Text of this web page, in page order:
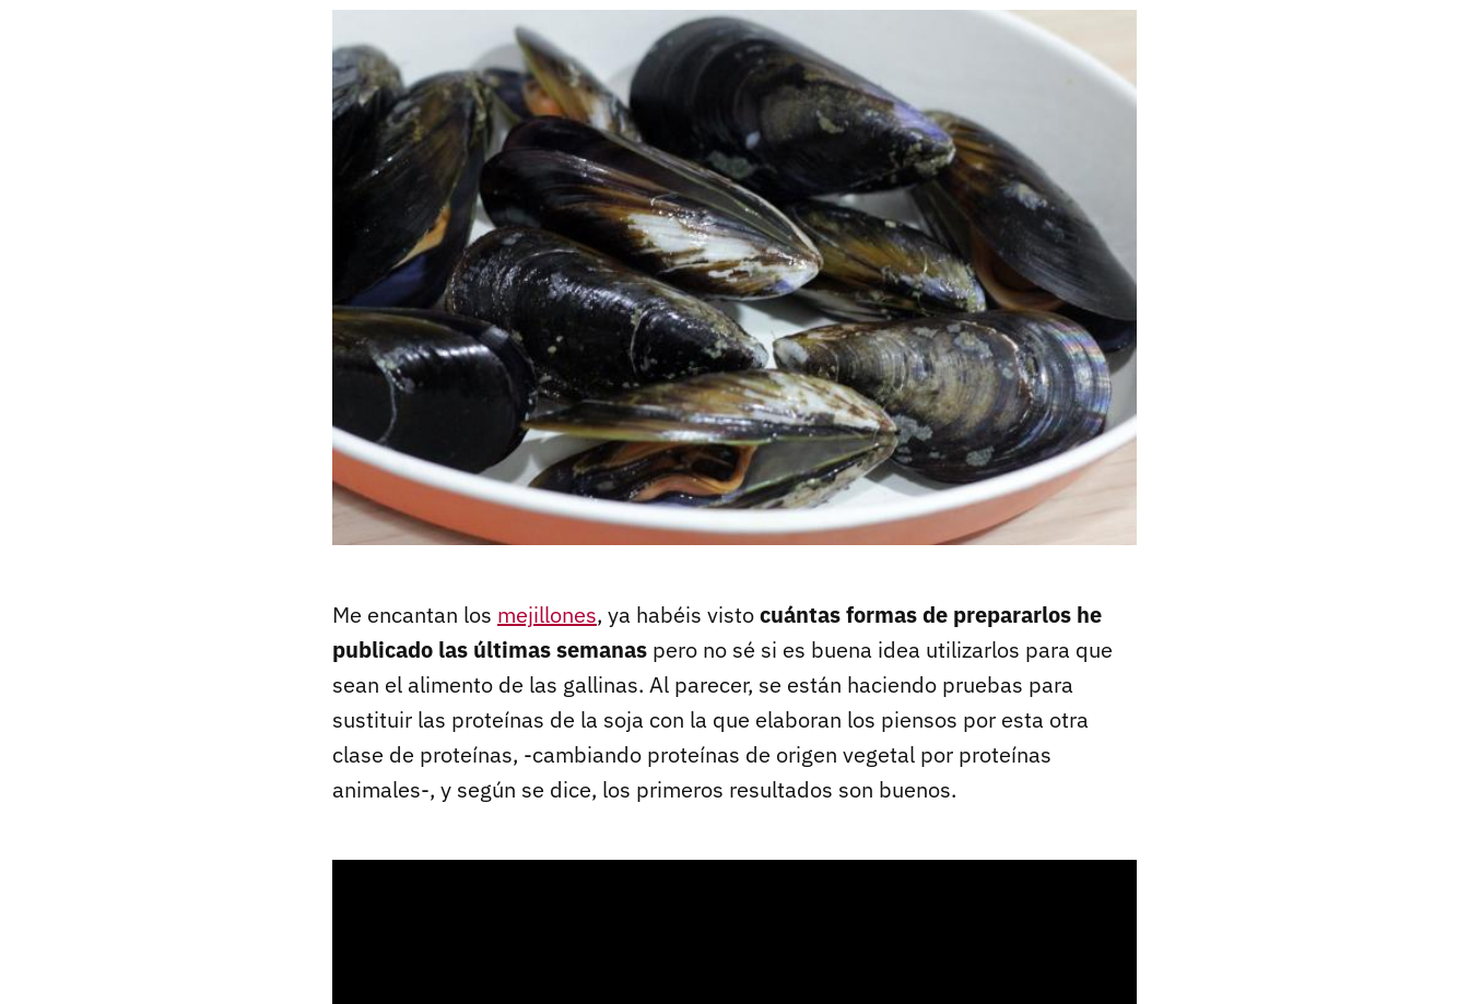
Me encantan los mejillones, ya habéis vistocuántas formas de prepararlos he
publicado las últimas semanas pero no sé si es buena idea utilizarlos para que
sean el alimento de las gallinas. Al parecer, se están haciendo pruebas para
sustituir las proteínas de la soja con la que elaboran los piensos por esta otra
clase de proteínas, -cambiando proteínas de origen vegetal por proteínas
animales-, y según se dice, los primeros resultados son buenos.